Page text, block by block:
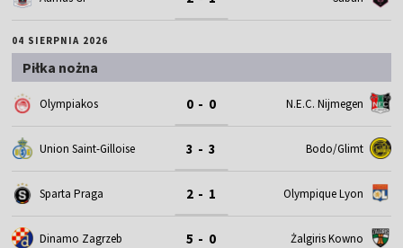
04 SIERPNIA 2026
Piłka nożna
Olympiakos 0 - 0 N.E.C. Nijmegen
Union Saint-Gilloise 3 - 3 Bodo/Glimt
Sparta Praga 2 - 1 Olympique Lyon
Dinamo Zagrzeb 5 - 0 Żalgiris Kowno